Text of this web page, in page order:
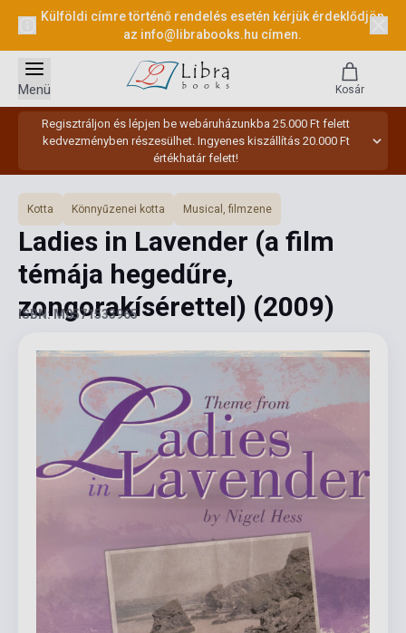
Külföldi címre történő rendelés esetén kérjük érdeklődjön
az info@librabooks.hu címen.
Regisztráljon és lépjen be webáruházunkba 25.000 Ft felett
kedvezményben részesülhet. Ingyenes kiszállítás 20.000 Ft
értékhatár felett!
Menü Kosár
Kotta Könnyűzenei kotta Musical, filmzene
Ladies in Lavender (a film
témája hegedűre,
zongorakísérettel) (2009)
ISBN: M0571533965